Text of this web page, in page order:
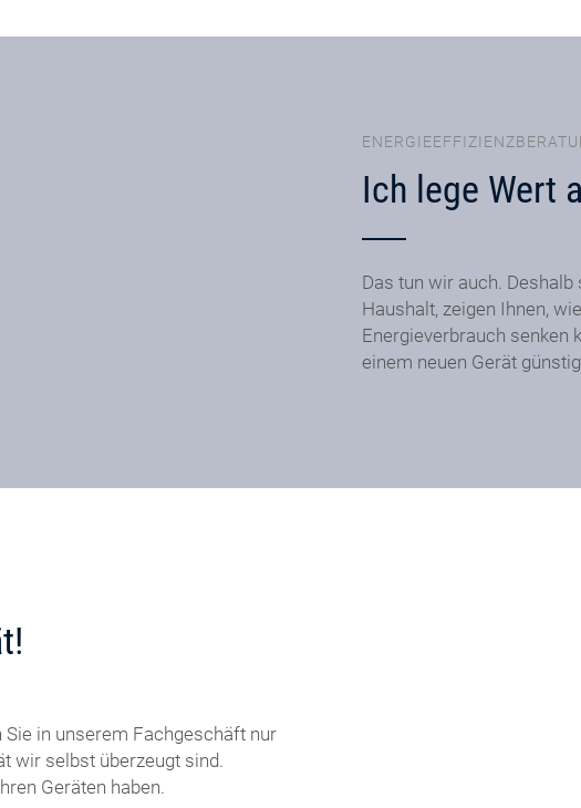
Ich lege Wert
Das tun wir auch.
Haushalt, zeigen Ihnen,
Energieverbrauch senken
einem neuen Gerät
in unserem Fachgeschäft nur
wir selbst überzeugt sind.
Geräten haben.